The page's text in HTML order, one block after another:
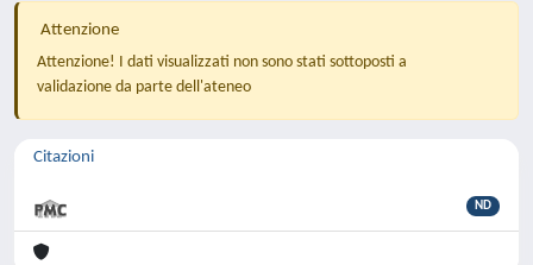
Attenzione
Attenzione! I dati visualizzati non sono stati sottoposti a
validazione da parte dell'ateneo
Citazioni
ND